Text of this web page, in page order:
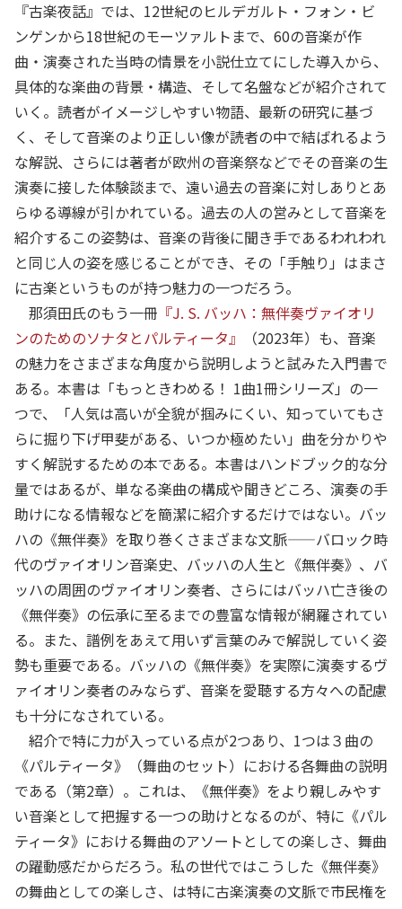
『古楽夜話』では、12世紀のヒルデガルト・フォン・ビ
ンゲンから18世紀のモーツァルトまで、60の音楽が作
曲・演奏された当時の情景を小説仕立てにした導入から、
具体的な楽曲の背景・構造、そして名盤などが紹介されて
いく。読者がイメージしやすい物語、最新の研究に基づ
く、そして音楽のより正しい像が読者の中で結ばれるよう
な解説、さらには著者が欧州の音楽祭などでその音楽の生
演奏に接した体験談まで、遠い過去の音楽に対しありとあ
らゆる導線が引かれている。過去の人の営みとして音楽を
紹介するこの姿勢は、音楽の背後に聞き手であるわれわれ
と同じ人の姿を感じることができ、その「手触り」はまさ
に古楽というものが持つ魅力の一つだろう。
那須田氏のもう一冊 『J. S. バッハ：無伴奏ヴァイオリ
ンのためのソナタとパルティータ』
（2023年）も、音楽
の魅力をさまざまな角度から説明しようと試みた入門書で
ある。本書は「もっときわめる！ 1曲1冊シリーズ」の一
つで、「人気は高いが全貌が掴みにくい、知っていてもさ
らに掘り下げ甲斐がある、いつか極めたい」曲を分かりや
すく解説するための本である。本書はハンドブック的な分
量ではあるが、単なる楽曲の構成や聞きどころ、演奏の手
助けになる情報などを簡潔に紹介するだけではない。バッ
ハの《無伴奏》を取り巻くさまざまな文脈——バロック時
代のヴァイオリン音楽史、バッハの人生と《無伴奏》、バ
ッハの周囲のヴァイオリン奏者、さらにはバッハ亡き後の
《無伴奏》の伝承に至るまでの豊富な情報が網羅されてい
る。また、譜例をあえて用いず言葉のみで解説していく姿
勢も重要である。バッハの《無伴奏》を実際に演奏するヴ
ァイオリン奏者のみならず、音楽を愛聴する方々への配慮
も十分になされている。
紹介で特に力が入っている点が2つあり、1つは３曲の
《パルティータ》（舞曲のセット）における各舞曲の説明
である（第2章）。これは、《無伴奏》をより親しみやす
い音楽として把握する一つの助けとなるのが、特に《パル
ティータ》における舞曲のアソートとしての楽しさ、舞曲
の躍動感だからだろう。私の世代ではこうした《無伴奏》
の舞曲としての楽しさ、は特に古楽演奏の文脈で市民権を